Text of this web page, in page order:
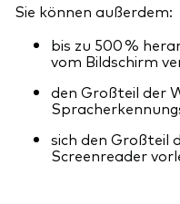
Sie können außerdem:
bis zu 500 %
vom Bildschirm
den Großteil der
sich den Großteil
Screenreader